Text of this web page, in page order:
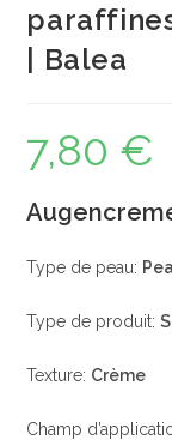
| Balea
7,80 €
Type de peau:
Type de produit:
Texture: Crème
Champ